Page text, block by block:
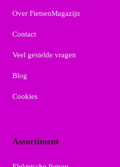
Over FietsenMagazijn
Contact
Veel gestelde vragen
Blog
Cookies
Assortiment